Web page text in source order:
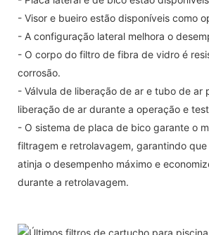
- Visor e bueiro estão disponíveis como
- A configuração lateral melhora o
- O corpo do filtro de fibra de vidro é
corrosão.
- Válvula de liberação de ar e tubo de ar
liberação de ar durante a operação e
- O sistema de placa de bico garante o
filtragem e retrolavagem, garantindo
atinja o desempenho máximo e
durante a retrolavagem.